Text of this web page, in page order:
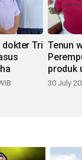
dokter Tri Tenun
produk
30 July